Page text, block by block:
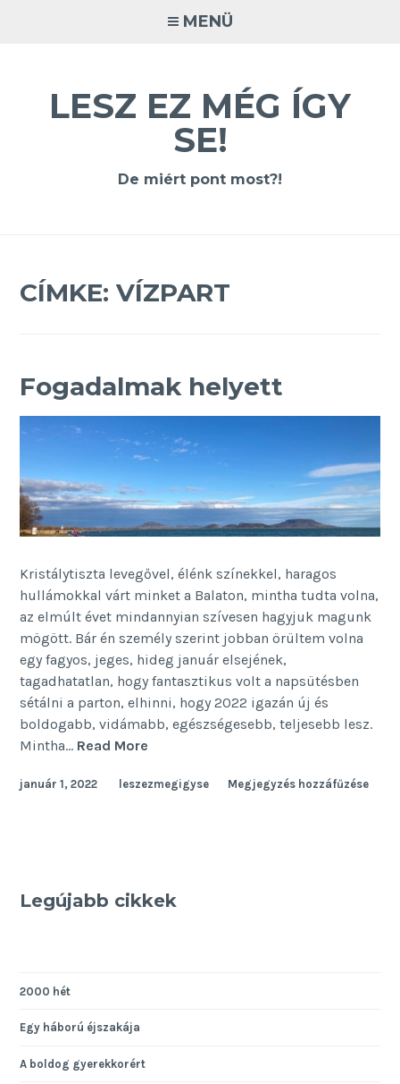
MENÜ
LESZ EZ MÉG ÍGY
SE!
De miért pont most?!
CÍMKE:VÍZPART
Fogadalmak helyett
Kristálytiszta levegővel, élénk színekkel, haragos
hullámokkal várt minket a Balaton, mintha tudta volna,
az elmúlt évet mindannyian szívesen hagyjuk magunk
mögött. Bár én személy szerint jobban örültem volna
egy fagyos, jeges, hideg január elsejének,
tagadhatatlan, hogy fantasztikus volt a napsütésben
sétálni a parton, elhinni, hogy 2022 igazán új és
boldogabb, vidámabb, egészségesebb, teljesebb lesz.
Mintha… Read More
január 1, 2022 leszezmegigyse Megjegyzés hozzáfűzése
Legújabb cikkek
2000 hét
Egy háború éjszakája
A boldog gyerekkorért